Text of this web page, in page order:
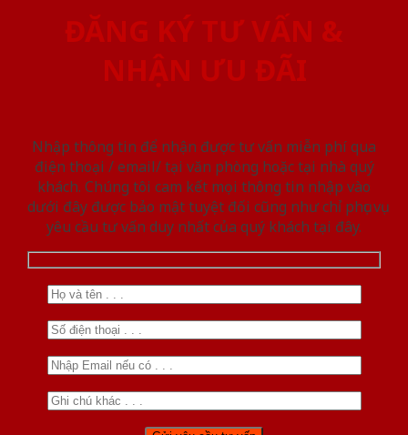
ĐĂNG KÝ TƯ VẤN &
NHẬN ƯU ĐÃI
Nhập thông tin để nhận được tư vấn miễn phí qua
điện thoại / email/ tại văn phòng hoặc tại nhà quý
khách. Chúng tôi cam kết mọi thông tin nhập vào
dưới đây được bảo mật tuyệt đối cũng như chỉ phục vụ
yêu cầu tư vấn duy nhất của quý khách tại đây.